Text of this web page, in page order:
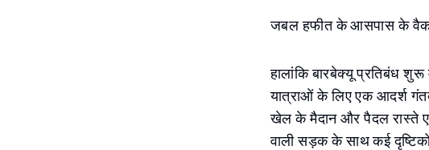
जबल हफीत के आसपास के
हालांकि बारबेक्यू प्रतिबंध
यात्राओं के लिए एक आदर्श
खेल के मैदान और पैदल रास्ते
वाली सड़क के साथ कई